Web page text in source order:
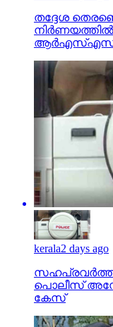
തദ്ദേശ
നിര്‍ണയത്തില്‍
ആര്‍എസ്എസ്
kerala2 days ago
പൊലീസ്
കേസ്